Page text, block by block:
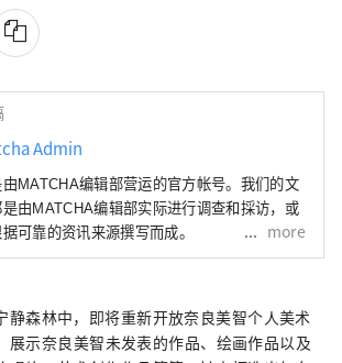
Admin
MATCHA编辑部营运的官方帐号。我们的文
由MATCHA编辑部实际进行调查和採访，或
可靠的资讯来源撰写而成。
more
静森林中，即将重新开放奈良美智个人美术
示奈良美智未发表的作品、绘画作品以及